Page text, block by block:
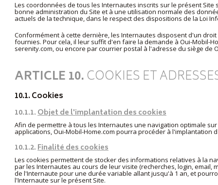
Les coordonnées de tous les Internautes inscrits sur le présent
bonne administration du Site et à une utilisation normale des
actuels de la technique, dans le respect des dispositions de la Loi
Conformément à cette dernière, les Internautes disposent d'un
fournies. Pour cela, il leur suffit d'en faire la demande à Oui-Mobil-
serenity.com, ou encore par courrier postal à l'adresse du siège de
ARTICLE 10.COOKIES ET
10.1. Cookies
10.1.1.Objet de l'implantation des cookies
Afin de permettre à tous les Internautes une navigation optimale
applications, Oui-Mobil-Home.com pourra procéder à
10.1.2.Finalité des cookies
Les cookies permettent de stocker des informations relatives à la
par les Internautes au cours de leur visite (recherches, login,
de l'Internaute pour une durée variable allant jusqu'à 1 an, et
l'Internaute sur le présent Site.